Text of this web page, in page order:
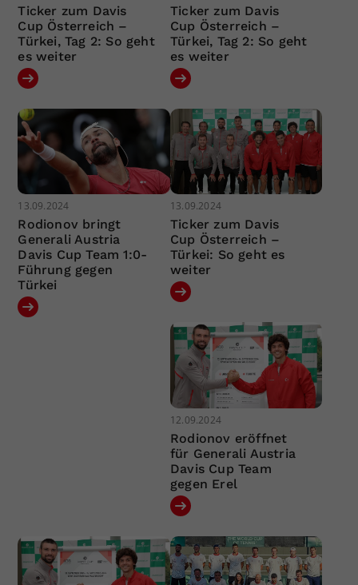
Ticker zum Davis
Cup Österreich –
Türkei, Tag 2: So geht
es weiter
Ticker zum Davis
Cup Österreich –
Türkei, Tag 2: So geht
es weiter
13.09.2024
Rodionov bringt
Generali Austria
Davis Cup Team 1:0-
Führung gegen
Türkei
13.09.2024
Ticker zum Davis
Cup Österreich –
Türkei: So geht es
weiter
12.09.2024
Rodionov eröffnet
für Generali Austria
Davis Cup Team
gegen Erel